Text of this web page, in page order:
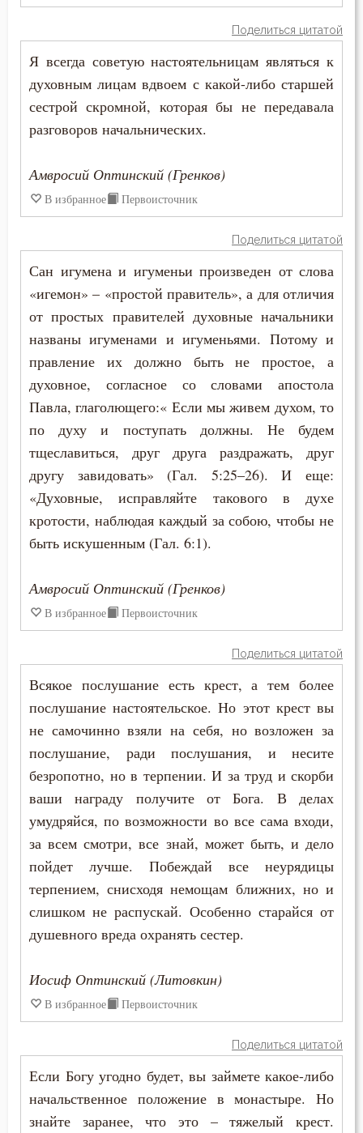
Блуд
Бог
Богатство
Богородица
Богоугождение
Борьба
Брак
Ведение
Вера
Ветхий Завет
Вознесение
Война
Воля
Воля Божия
Воплощение
Воровство
Воскресение
Воспитание
Время
Высокомерие
Киприан Карфагенский
Лев Оптинский (Наголкин)
Максим Исповедник
Моисей Оптинский (Путилов)
Никон Оптинский (Беляев)
Петр Дамаскин
Серафим Саровский
Симеон Новый Богослов
Феодор Студит
Феолипт Филадельфийский
Феофан Затворник
Поделиться цитатой
Я всегда советую настоятельницам являться к
духовным лицам вдвоем с какой-либо старшей
сестрой скромной, которая бы не передавала
разговоров начальнических.
Амвросий Оптинский (Гренков)
В избранное Первоисточник
Поделиться цитатой
Сан игумена и игуменьи произведен от слова
«игемон» – «простой правитель», а для отличия
от простых правителей духовные начальники
названы игуменами и игуменьями. Потому и
правление их должно быть не простое, а
духовное, согласное со словами апостола
Павла, глаголющего:« Если мы живем духом, то
по духу и поступать должны. Не будем
тщеславиться, друг друга раздражать, друг
другу завидовать» (Гал. 5:25–26). И еще:
«Духовные, исправляйте такового в духе
кротости, наблюдая каждый за собою, чтобы не
быть искушенным (Гал. 6:1).
Амвросий Оптинский (Гренков)
В избранное Первоисточник
Поделиться цитатой
Всякое послушание есть крест, а тем более
послушание настоятельское. Но этот крест вы
не самочинно взяли на себя, но возложен за
послушание, ради послушания, и несите
безропотно, но в терпении. И за труд и скорби
ваши награду получите от Бога. В делах
умудряйся, по возможности во все сама входи,
за всем смотри, все знай, может быть, и дело
пойдет лучше. Побеждай все неурядицы
терпением, снисходя немощам ближних, но и
слишком не распускай. Особенно старайся от
душевного вреда охранять сестер.
Иосиф Оптинский (Литовкин)
В избранное Первоисточник
Поделиться цитатой
Если Богу угодно будет, вы займете какое-либо
начальственное положение в монастыре. Но
знайте заранее, что это – тяжелый крест.